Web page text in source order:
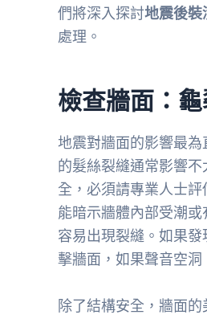
們將深入探討地震後裝
處理。
檢查牆面：
地震對牆面的影響最
的髮絲裂縫通常影響
全，必須請專業人士
能暗示牆體內部受潮
容易出現裂縫。如果
擊牆面，如果聲音空洞
除了結構安全，牆面